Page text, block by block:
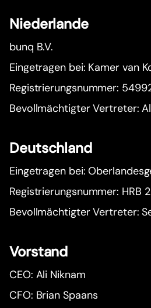
Niederlande
bunq B.V.
Eingetragen bei: Kamer van
Registrierungsnummer:
Bevollmächtigter Vertreter:
Deutschland
Eingetragen bei:
Registrierungsnummer: HRB
Bevollmächtigter Vertreter:
Vorstand
CEO: Ali Niknam
CFO: Brian Spaans